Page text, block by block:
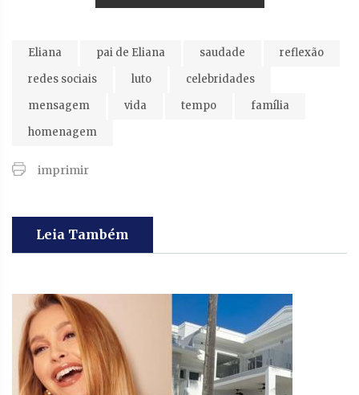
Eliana pai de Eliana saudade
reflexão
redes sociais
luto
celebridades
mensagem
vida tempo
família
homenagem
imprimir
Leia Também